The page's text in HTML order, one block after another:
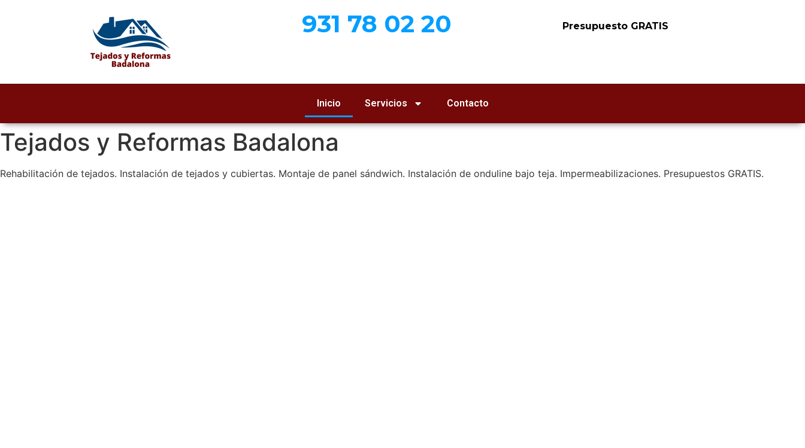
931 78 02 20 Presupuesto GRATIS
Inicio Servicios Contacto
Tejados y Reformas Badalona
Rehabilitación de tejados. Instalación de tejados y cubiertas. Montaje de panel sándwich. Instalación de onduline bajo teja. Impermeabilizaciones. Presupuestos GRATIS.